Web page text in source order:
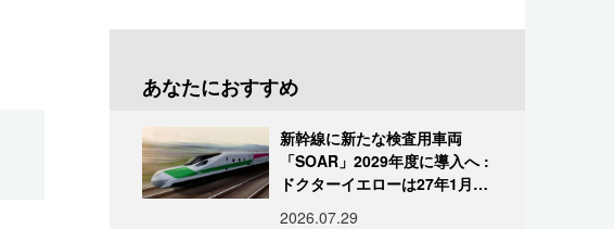
あなたにおすすめ
新幹線に新たな検査用車両
「SOAR」2029年度に導入へ :
ドクターイエローは27年1月に
2026.07.29